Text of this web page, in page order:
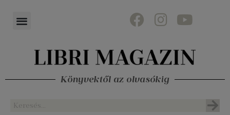
Könyvektől az olvasókig